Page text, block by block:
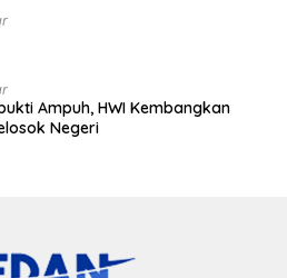
Ampuh, HWI Kembangkan
Negeri